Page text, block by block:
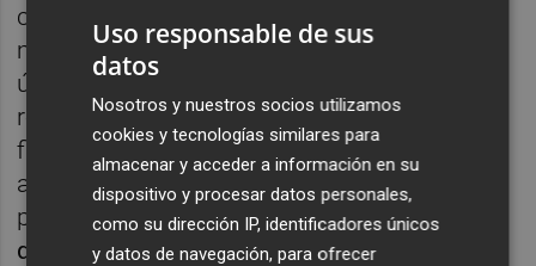
cuenta con una dotación para 2021 de 10,1
millones de euros, es un instrumento de
último recurso que tiene como objetivo
reforzar la solvencia de las empresas no
financieras cuya actividad se haya visto
afectada por la crisis derivada de la
pandemia. En concreto, va especialmente
dirigido a atender las necesidades de
Uso responsable de sus
datos
Nosotros y nuestros socios utilizamos
cookies y tecnologías similares para
almacenar y acceder a información en su
dispositivo y procesar datos personales,
como su dirección IP, identificadores únicos
y datos de navegación, para ofrecer